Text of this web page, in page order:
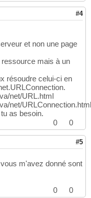
"Client1: " +
uhe
(
ioe )
(
close the
Socket
#4
et non une page
mais à un
résoudre celui-ci en
net/URL.html
net/URLConnection.html
as besoin.
0
0
#5
m'avez donné sont
0
0